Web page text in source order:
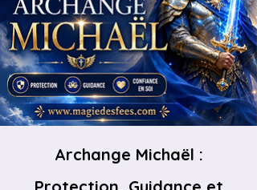
Archange Michaël :